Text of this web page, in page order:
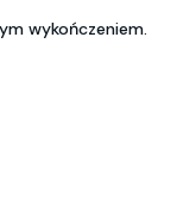
wykończeniem.